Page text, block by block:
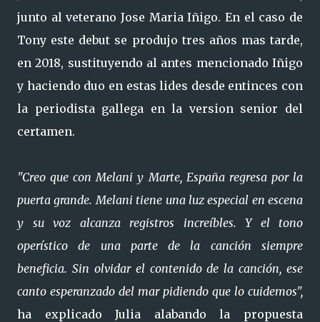
junto al veterano Jose Maria Iñigo. En el caso de
Tony este debut se produjo tres años mas tarde,
en 2018, sustituyendo al antes mencionado Iñigo
y haciendo duo en estas lides desde entinces con
la periodista gallega en la version senior del
certamen.
"Creo que con Melani y Marte, España regresa por la
puerta grande. Melani tiene una luz especial en escena
y su voz alcanza registros increíbles. Y el tono
operístico de una parte de la canción siempre
beneficia. Sin olvidar el contenido de la canción, ese
canto esperanzado del mar pidiendo que lo cuidemos",
ha explicado Julia alabando la propuesta